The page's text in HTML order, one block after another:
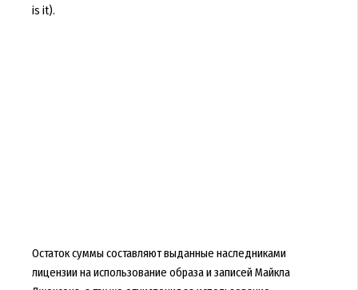
is it).
Остаток суммы составляют выданные наследниками
лицензии на использование образа и записей Майкла